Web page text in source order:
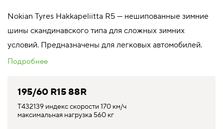
Nokian Tyres Hakkapeliitta R5 — нешипованные зимние
шины скандинавского типа для сложных зимних
условий. Предназначены для легковых автомобилей.
Подробнее
195/60 R15 88R
T432139 индекс скорости 170 км/ч
максимальная нагрузка 560 кг